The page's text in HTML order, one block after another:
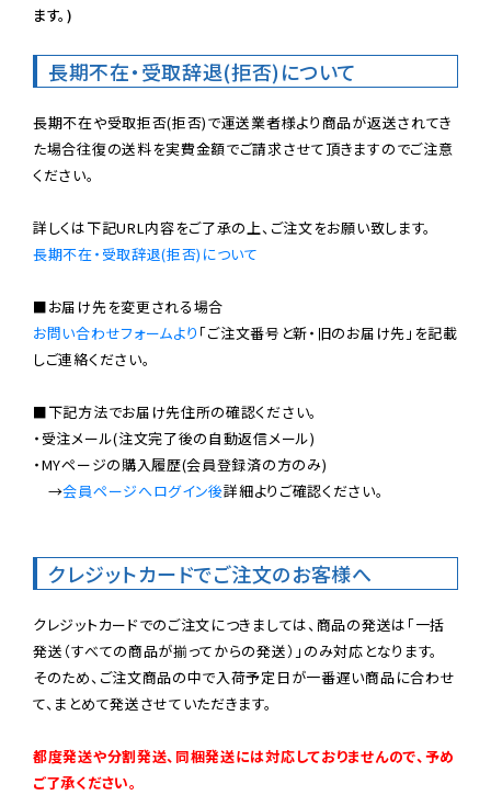
ます。)
長期不在・受取辞退(拒否)について
長期不在や受取拒否(拒否)で運送業者様より商品が返送されてき
た場合往復の送料を実費金額でご請求させて頂きますのでご注意
ください。
長期不在・受取辞退(拒否)について
お問い合わせフォームより 「ご注文番号と新・旧のお届け先」を記載
しご連絡ください。
■下記方法でお届け先住所の確認ください。
・受注メール(注文完了後の自動返信メール)
・MYページの購入履歴(会員登録済の方のみ)
→会員ページへログイン後詳細よりご確認ください。
クレジットカードでご注文のお客様へ
クレジットカードでのご注文につきましては、商品の発送は「一括
発送（すべての商品が揃ってからの発送）」のみ対応となります。
そのため、ご注文商品の中で入荷予定日が一番遅い商品に合わせ
て、まとめて発送させていただきます。
都度発送や分割発送、同梱発送には対応しておりませんので、予め
ご了承ください。